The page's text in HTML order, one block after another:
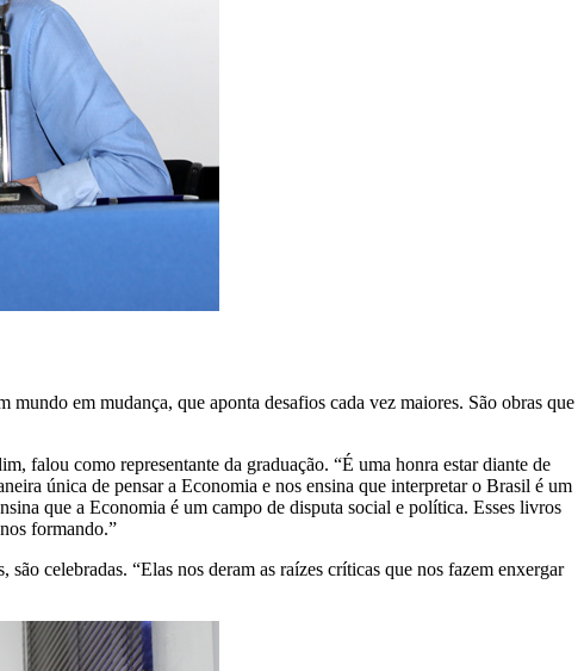
em mudança, que aponta desafios cada vez maiores. São obras que
falou como representante da graduação. “É uma honra estar diante de
única de pensar a Economia e nos ensina que interpretar o Brasil é um
que a Economia é um campo de disputa social e política. Esses livros
formando.”
celebradas. “Elas nos deram as raízes críticas que nos fazem enxergar